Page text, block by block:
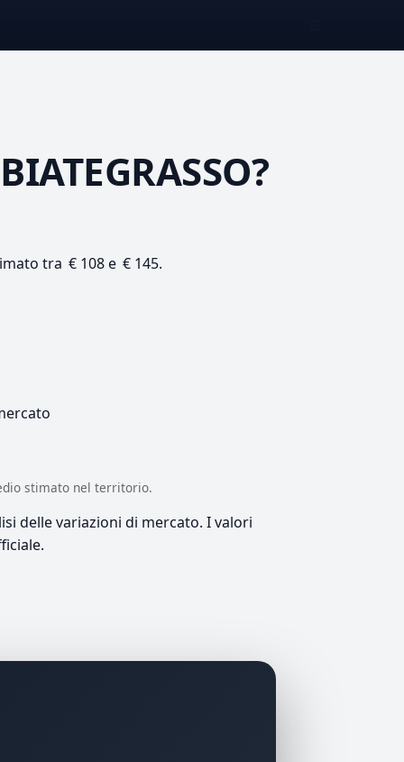
tra € 108 e € 145.
stimato nel territorio.
delle variazioni di mercato. I valori